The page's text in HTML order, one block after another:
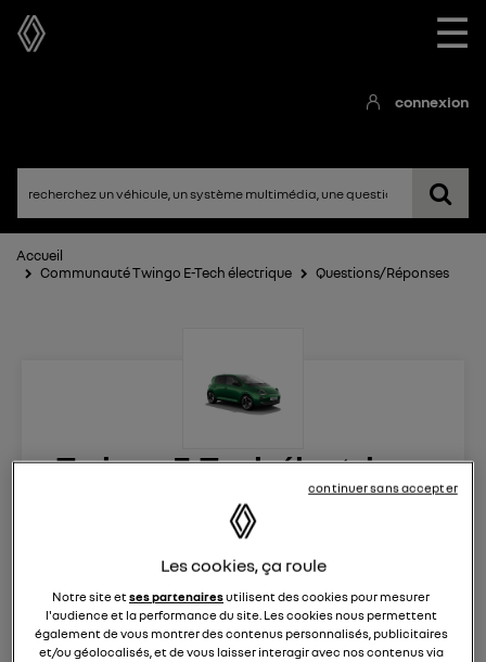
☰
connexion
Accueil
Communauté Twingo E-Tech électrique
Questions/Réponses
Twingo E-Tech électrique
électriques
membres
la reine des citadines encore plus branchée !
posez une question
Les cookies, ça roule
Notre site etses partenairesutilisent des cookies pour mesurer
l'audience et la performance du site. Les cookies nous permettent
également de vous montrer des contenus personnalisés, publicitaires
et/ou géolocalisés, et de vous laisser interagir avec nos contenus via
continuer sans accepter